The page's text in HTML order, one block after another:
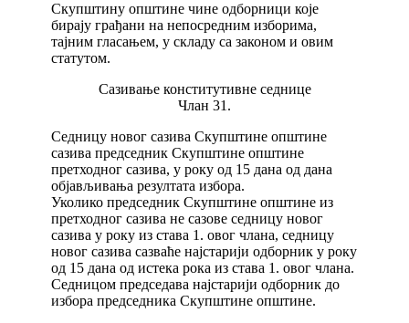
Скупштину општине чине одборници које
бирају грађани на непосредним изборима,
тајним гласањем, у складу са законом и овим
статутом.
Сазивање конститутивне седнице
Члан 31.
Седницу новог сазива Скупштине општине
сазива председник Скупштине општине
претходног сазива, у року од 15 дана од дана
објављивања резултата избора.
Уколико председник Скупштине општине из
претходног сазива не сазове седницу новог
сазива у року из става 1. овог члана, седницу
новог сазива сазваће најстарији одборник у року
од 15 дана од истека рока из става 1. овог члана.
Седницом председава најстарији одборник до
избора председника Скупштине општине.